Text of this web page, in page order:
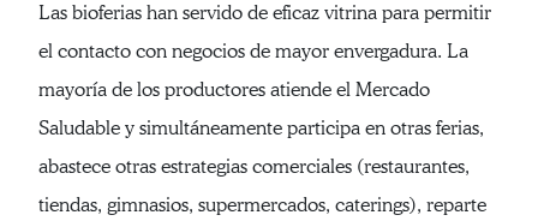
Las bioferias han servido de eficaz vitrina para permitir
el contacto con negocios de mayor envergadura. La
mayoría de los productores atiende el Mercado
Saludable y simultáneamente participa en otras ferias,
abastece otras estrategias comerciales (restaurantes,
tiendas, gimnasios, supermercados, caterings), reparte